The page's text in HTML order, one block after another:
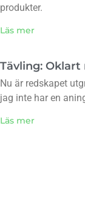
produkter.
Läs mer
Tävling:
Nu är redskapet
jag inte har en
Läs mer